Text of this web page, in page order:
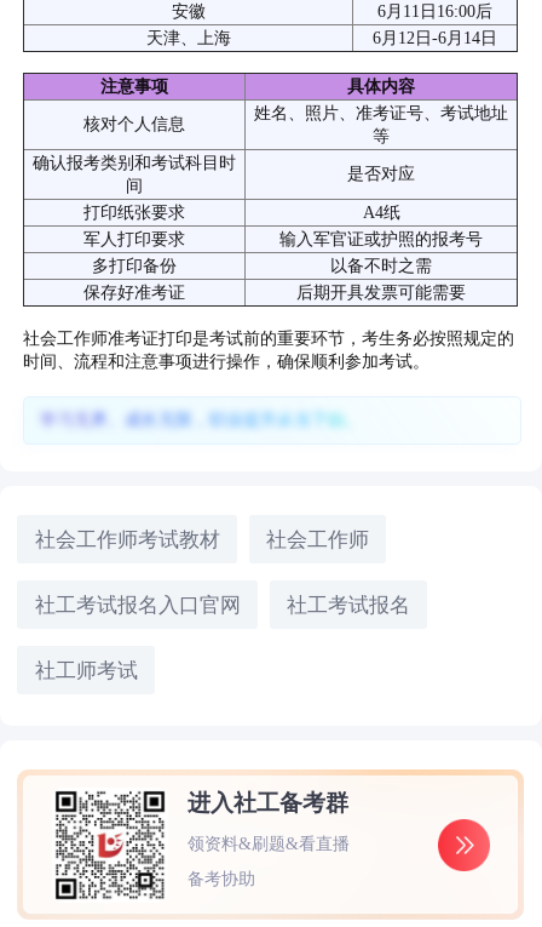
安徽
6月11日16:00后
天津、上海
6月12日-6月14日
注意事项
具体内容
核对个人信息
姓名、照片、准考证号、考试地址
等
确认报考类别和考试科目时
间
是否对应
打印纸张要求
A4纸
军人打印要求
输入军官证或护照的报考号
多打印备份
以备不时之需
保存好准考证
后期开具发票可能需要
社会工作师准考证打印是考试前的重要环节，考生务必按照规定的
时间、流程和注意事项进行操作，确保顺利参加考试。
学习无界、成长无限，职业提升从当下始。
社会工作师考试教材 社会工作师
社工考试报名入口官网 社工考试报名
社工师考试
进入社工备考群
领资料&刷题&看直播
备考协助